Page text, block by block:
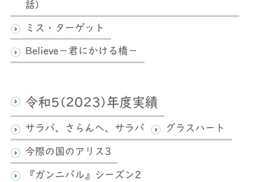
話)
ミス・ターゲット
Believe－君にかける橋－
令和5(2023)年度実績
サラバ、さらんへ、サラバ グラスハート
今際の国のアリス3
『ガンニバル』シーズン2